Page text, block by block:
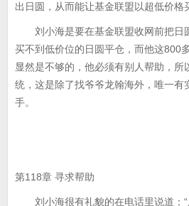
出日圆，从而能让基金联盟以超低价格
刘小海是要在基金联盟收网前把日
买不到低价位的日圆平仓，而他这800
显然是不够的，他必须有别人帮助，所
统，这是除了找爷爷龙翰海外，唯一有
手。
第118章 寻求帮助
刘小海很有礼貌的在电话里说道：“